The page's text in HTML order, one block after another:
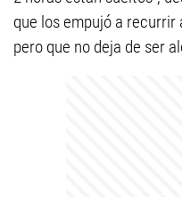
que los empujó a
pero que no deja de ser